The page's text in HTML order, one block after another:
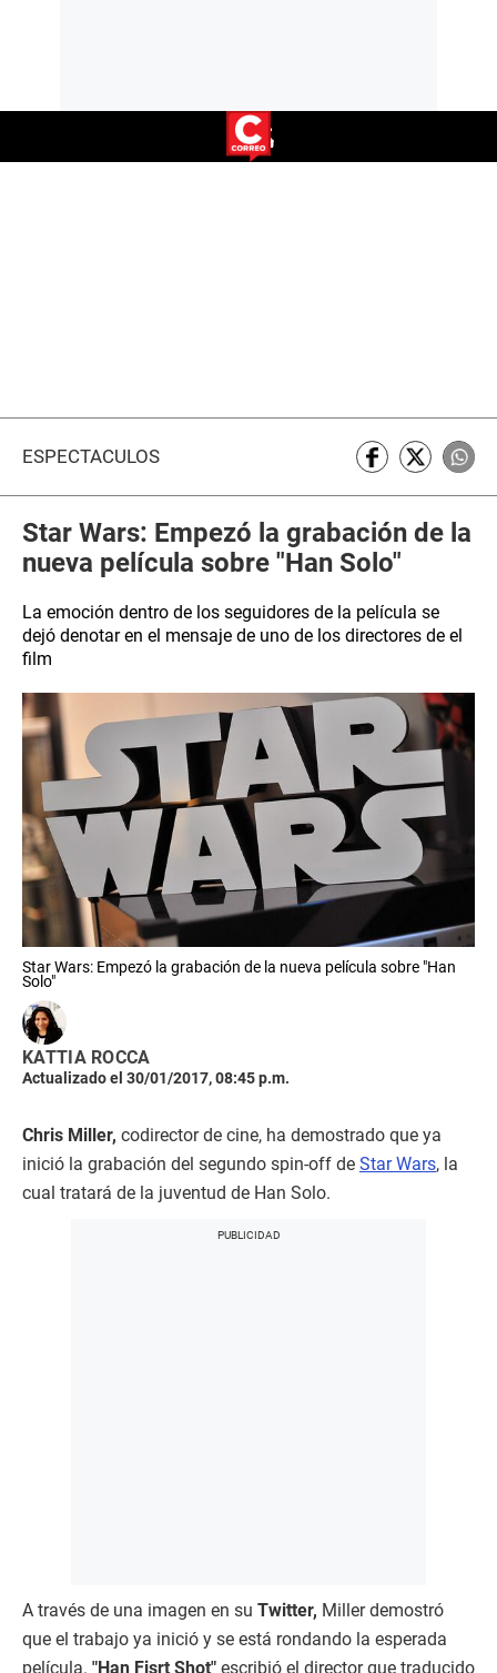
ESPECTÁCULOS
Star Wars: Empezó la grabación de la
nueva película sobre "Han Solo"
La emoción dentro de los seguidores de la película se
dejó denotar en el mensaje de uno de los directores de el
film
Star Wars: Empezó la grabación de la nueva película sobre "Han
Solo"
KATTIA ROCCA
Actualizado el 30/01/2017, 08:45 p.m.
Chris Miller, codirector de cine, ha demostrado que ya
inició la grabación del segundo spin-off de Star Wars, la
cual tratará de la juventud de Han Solo.
A través de una imagen en su Twitter, Miller demostró
que el trabajo ya inició y se está rondando la esperada
película. "Han Fisrt Shot" escribió el director que traducido